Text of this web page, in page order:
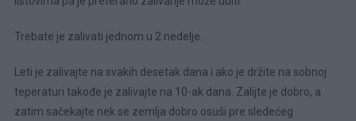
Trebate je zalivati jednom u 2 nedelje.
Leti je zalivajte na svakih desetak dana i ako je držite na sobnoj
teperaturi takođe je zalivajte na 10-ak dana. Zalijte je dobro, a
zatim sačekajte nek se zemlja dobro osuši pre sledećeg